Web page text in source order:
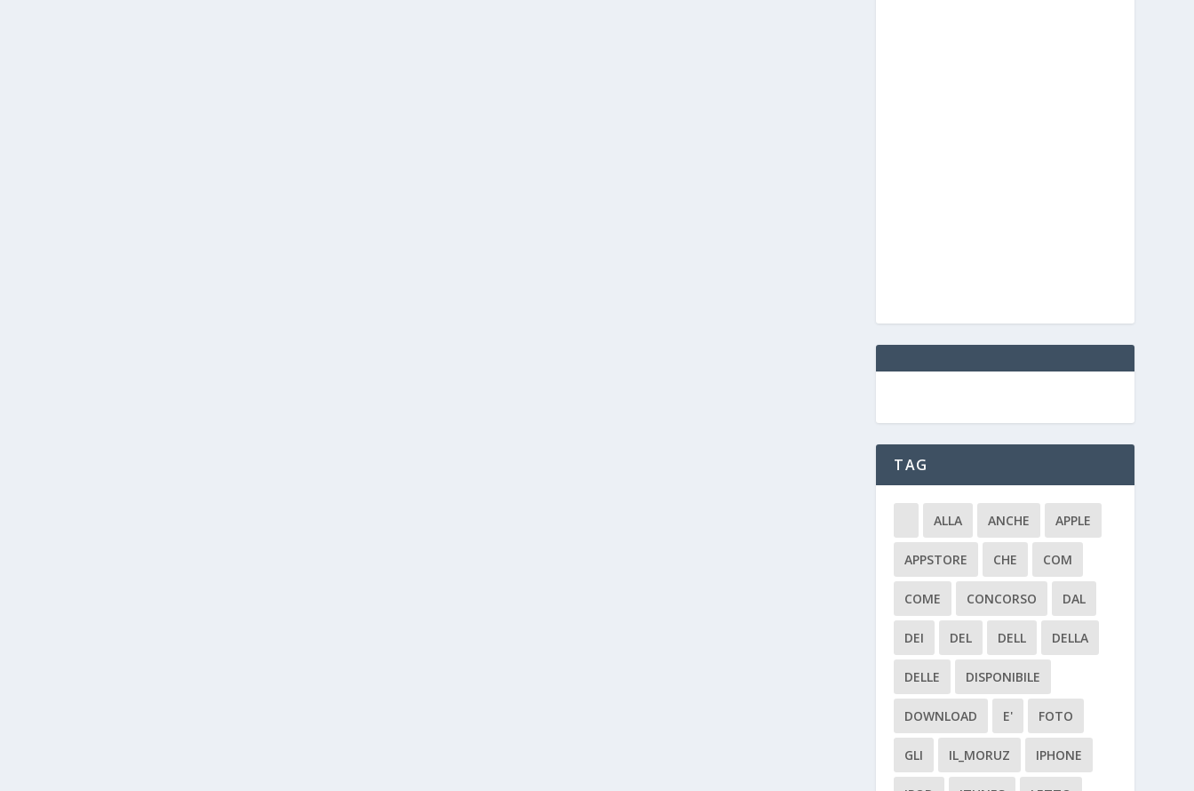
TAG
ALLA ANCHE APPLE
APPSTORE CHE COM
COME CONCORSO DAL
DEI DEL DELL DELLA
DELLE DISPONIBILE
DOWNLOAD E' FOTO
GLI IL_MORUZ IPHONE